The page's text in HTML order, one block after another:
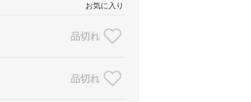
お気に入り
品切れ
品切れ